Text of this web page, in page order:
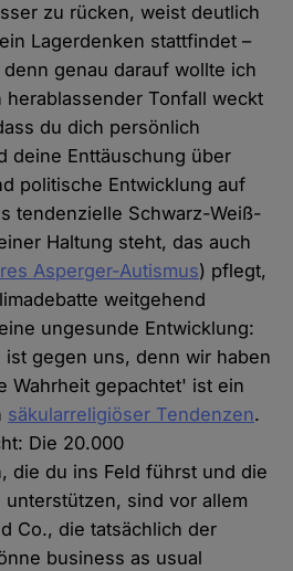
zu rücken, weist deutlich
Lagerdenken stattfindet –
genau darauf wollte ich
Tonfall weckt
du dich persönlich
deine Enttäuschung über
politische Entwicklung auf
tendenzielle Schwarz-Weiß-
Haltung steht, das auch
Asperger-Autismus) pflegt,
weitgehend
ungesunde Entwicklung:
gegen uns, denn wir haben
Wahrheit gepachtet' ist ein
säkularreligiöser Tendenzen.
Die 20.000
die du ins Feld führst und die
unterstützen, sind vor allem
Co., die tatsächlich der
business as usual